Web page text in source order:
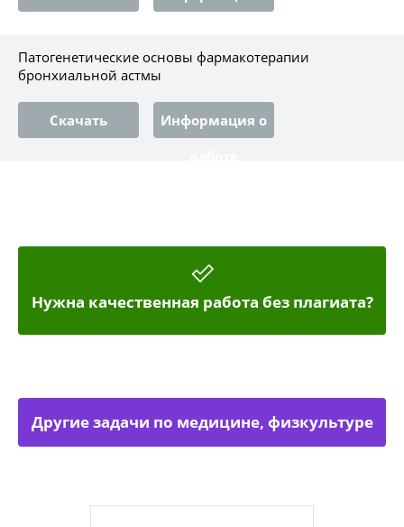
Патогенетические основы фармакотерапии
бронхиальной астмы
Скачать
Информация о
Нужна качественная работа без плагиата?
Другие задачи по медицине, физкультуре